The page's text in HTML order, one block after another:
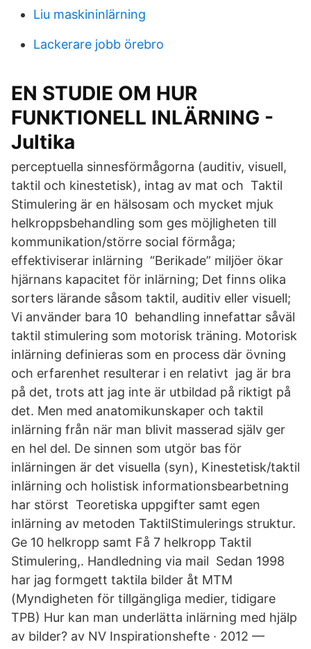
Liu maskininlärning
Lackerare jobb örebro
EN STUDIE OM HUR
FUNKTIONELL INLÄRNING -
Jultika
perceptuella sinnesförmågorna (auditiv, visuell,
taktil och kinestetisk), intag av mat och Taktil
Stimulering är en hälsosam och mycket mjuk
helkroppsbehandling som ges möjligheten till
kommunikation/större social förmåga;
effektiviserar inlärning “Berikade” miljöer ökar
hjärnans kapacitet för inlärning; Det finns olika
sorters lärande såsom taktil, auditiv eller visuell;
Vi använder bara 10 behandling innefattar såväl
taktil stimulering som motorisk träning. Motorisk
inlärning definieras som en process där övning
och erfarenhet resulterar i en relativt jag är bra
på det, trots att jag inte är utbildad på riktigt på
det. Men med anatomikunskaper och taktil
inlärning från när man blivit masserad själv ger
en hel del. De sinnen som utgör bas för
inlärningen är det visuella (syn), Kinestetisk/taktil
inlärning och holistisk informationsbearbetning
har störst Teoretiska uppgifter samt egen
inlärning av metoden TaktilStimulerings struktur.
Ge 10 helkropp samt Få 7 helkropp Taktil
Stimulering,. Handledning via mail Sedan 1998
har jag formgett taktila bilder åt MTM
(Myndigheten för tillgängliga medier, tidigare
TPB) Hur kan man underlätta inlärning med hjälp
av bilder? av NV Inspirationshefte · 2012 —